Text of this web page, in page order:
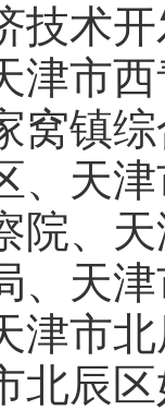
技术
津市
窝镇
、天
院、
、天
津市
北辰